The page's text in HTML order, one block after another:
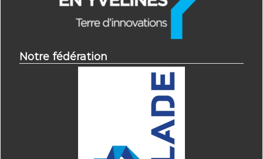
Notre fédération